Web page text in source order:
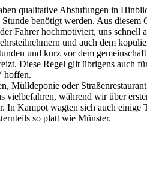
qualitative Abstufungen in
benötigt werden. Aus
Fahrer hochmotiviert, uns
und auch dem
und kurz vor dem
Diese Regel gilt übrigens auch
hoffen.
Mülldeponie oder
vielbefahren, während wir über
Kampot wagten sich auch
so platt wie Münster.